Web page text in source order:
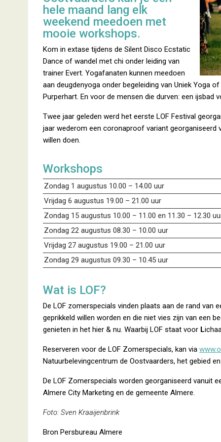
hele maand lang elk
weekend meedoen met
mooie workshops.
Kom in extase tijdens de Silent Disco Ecstatic
Dance of wandel met chi onder leiding van
trainer Evert. Yogafanaten kunnen meedoen
aan deugdenyoga onder begeleiding van Uniek Yoga
Purperhart. En voor de mensen die durven: een ijsbad
Twee jaar geleden werd het eerste LOF Festival
jaar wederom een coronaproof variant georganiseerd
willen doen.
Workshops
Zondag 1 augustus 10.00 – 14.00 uur
Vrijdag 6 augustus 19.00 – 21.00 uur
Zondag 15 augustus 10.00 – 11.00 en 11.30 – 12.30
Zondag 22 augustus 08.30 – 10.00 uur
Vrijdag 27 augustus 19.00 – 21.00 uur
Zondag 29 augustus 09.30 – 10.45 uur
Wat is LOF?
De LOF zomerspecials vinden plaats aan de rand van
geprikkeld willen worden en die niet vies zijn van een
genieten in het hier & nu. Waarbij LOF staat voor L
Reserveren voor de LOF Zomerspecials, kan via
Natuurbelevingcentrum de Oostvaarders, het gebied
De LOF Zomerspecials worden georganiseerd vanuit
Almere City Marketing en de gemeente Almere.
Foto: Sven Kraaijenbrink
Bron Persbureau Almere